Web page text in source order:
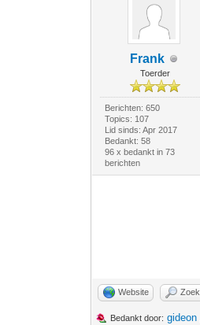
Frank
Toerder
Berichten: 650
Topics: 107
Lid sinds: Apr 2017
Bedankt: 58
96 x bedankt in 73
berichten
Website Zoek
Bedankt door: gideon